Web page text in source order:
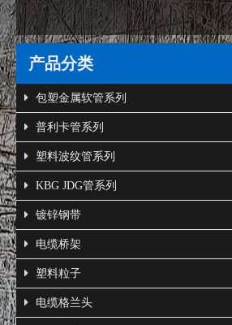
产品分类
包塑金属软管系列
普利卡管系列
塑料波纹管系列
KBG JDG管系列
镀锌钢带
电缆桥架
塑料粒子
电缆格兰头